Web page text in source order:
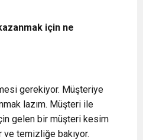
için ne
gerekiyor. Müşteriye
lazım. Müşteri ile
gelen bir müşteri kesim
ve temizliğe bakıyor.